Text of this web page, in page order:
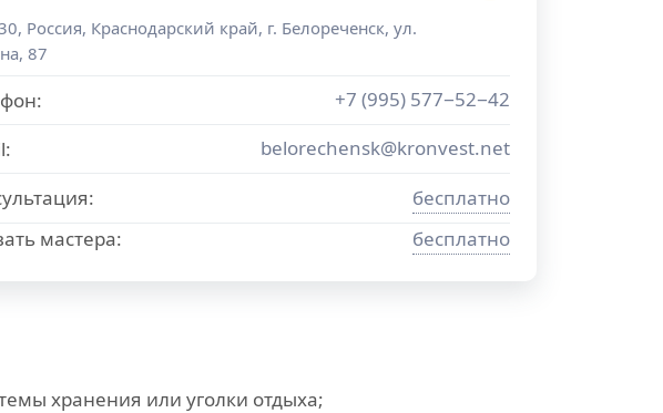
, Россия, Краснодарский край, г. Белореченск, ул.
87
+7 (995) 577−52−42
belorechensk@kronvest.net
бесплатно
мастера:
бесплатно
хранения или уголки отдыха;